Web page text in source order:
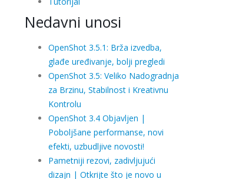
Nedavni unosi
OpenShot 3.5.1: Brža izvedba,
glađe uređivanje, bolji pregledi
OpenShot 3.5: Veliko Nadogradnja
za Brzinu, Stabilnost i Kreativnu
Kontrolu
OpenShot 3.4 Objavljen |
Poboljšane performanse, novi
efekti, uzbudljive novosti!
Pametniji rezovi, zadivljujući
dizajn | Otkrijte što je novo u